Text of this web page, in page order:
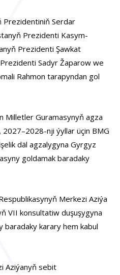
Prezidentiniň Serdar
Prezidenti Kasym-
Prezidenti Şawkat
Sadyr Žaparow we
Rahmon tarapyndan gol
Milletler Guramasynyň agza
nji ýyllar üçin BMG
däl agzalygyna Gyrgyz
goldamak baradaky
Merkezi Aziýa
VII konsultatiw duşuşygyna
baradaky karary hem kabul
Aziýanyň sebit